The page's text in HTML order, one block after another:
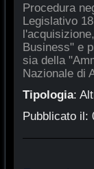
Procedura
Legislativo
Business" e
sia della
Nazionale di
Tipologia:
Pubblicato il: